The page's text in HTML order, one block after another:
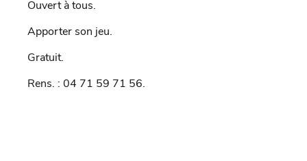
Ouvert à tous.
Apporter son jeu.
Gratuit.
Rens. : 04 71 59 71 56.